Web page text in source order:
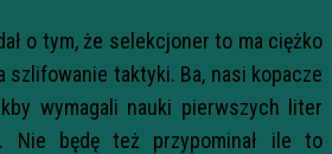
o tym, że selekcjoner to ma ciężko
szlifowanie taktyki. Ba, nasi kopacze
wymagali nauki pierwszych liter
Nie będę też przypominał ile to